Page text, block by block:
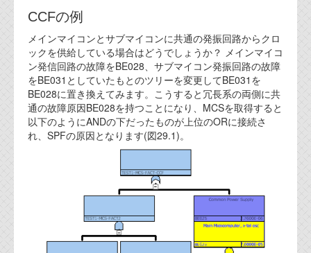
機能安全ブログ
設計ブログ
テクノロジ
外部投稿記事
ご希望の方は、お問い合わせページから
資料閲覧パスワードをお問い合わせ頂き
ログインをお願い致します。アカウント
名は"opendocument"です。
CCFの例
メインマイコンとサブマイコンに共通の発振回路からクロ
ックを供給している場合はどうでしょうか？ メインマイコ
ン発信回路の故障をBE028、サブマイコン発振回路の故障
をBE031としていたもとのツリーを変更してBE031を
BE028に置き換えてみます。こうすると冗長系の両側に共
通の故障原因BE028を持つことになり、MCSを取得すると
以下のようにANDの下だったものが上位のORに接続さ
れ、SPFの原因となります(図29.1)。